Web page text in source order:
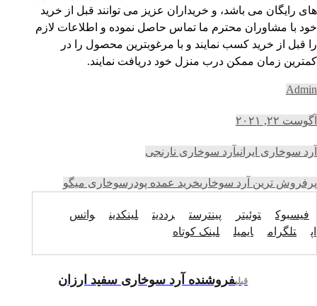
های رایگان می باشد، و خریداران عزیز می توانند قبل از خرید
خود با مشاوران محترم ما تماس حاصل نموده و اطلاعات لازم
را قبل از خرید کسب نمایند و با مرغوبترین محصول را در
کمترین زمان ممکن درب منزل خود دریافت نمایند.
Admin
آگوست ۲۲, ۲۰۲۱
آرد سوخاری ایرانیآرد سوخاری نارنجی
پرفروش ترین آرد سوخاریخرید عمده پودرسوخاری میگو
فیسبوک توئیتر پینترست رددیت لینکدین
واتس
اپ
تلگرام ایمیل لینک کوتاه
قبلیفروشنده آرد سوخاری سفید ارزان